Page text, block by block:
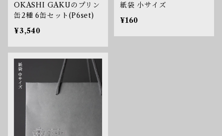
OKASHI GAKUのプリン
缶2種 6缶セット(P6set)
¥3,540
紙袋 小サイズ
¥160